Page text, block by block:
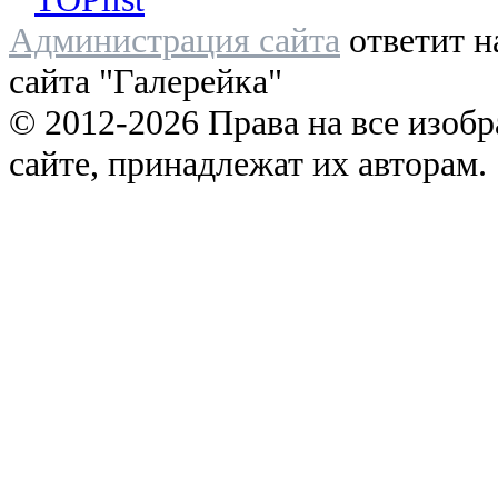
Администрация сайта ответит
сайта "Галерейка"
© 2012-2026 Права на все
сайте, принадлежат их авторам.